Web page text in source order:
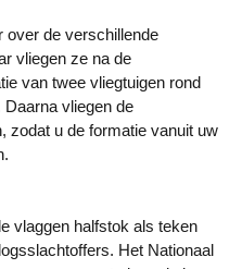
over de verschillende
vliegen ze na de
van twee vliegtuigen rond
Daarna vliegen de
zodat u de formatie vanuit uw
vlaggen halfstok als teken
Het Nationaal